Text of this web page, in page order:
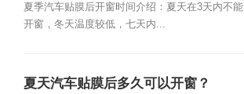
夏季汽车贴膜后开窗时间介绍：夏天在3天内不能
开窗，冬天温度较低，七天内...
夏天汽车贴膜后多久可以开窗？